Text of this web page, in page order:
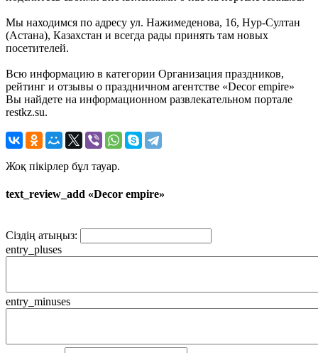
Мы находимся по адресу ул. Нажимеденова, 16, Нур-Султан
(Астана), Казахстан и всегда рады принять там новых
посетителей.
Всю информацию в категории Организация праздников,
рейтинг и отзывы о праздничном агентстве «Decor empire»
Вы найдете на информационном развлекательном портале
restkz.su.
Жоқ пікірлер бұл тауар.
text_review_add «Decor empire»
Сіздің атыңыз:
entry_pluses
entry_minuses